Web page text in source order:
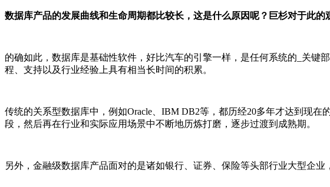
数据库产品的发展曲线和生命周期都比较长，这是什么原因呢？巨杉对于此的
的确如此，数据库是基础性软件，好比汽车的引擎一样，是任何系统的_关键
程、支持以及行业经验上具有相当长时间的积累。
传统的关系型数据库中，例如Oracle、IBM DB2等，都历经20多年才达到现
段，然后再在行业和实际应用场景中不断地历炼打磨，逐步过渡到成熟期。
另外，金融级数据库产品面对的是诸如银行、证券、保险等头部行业大型企